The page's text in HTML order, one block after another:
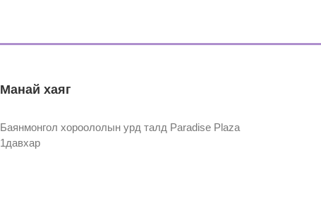
Манай хаяг
Баянмонгол хороололын урд талд Paradise Plaza
1давхар